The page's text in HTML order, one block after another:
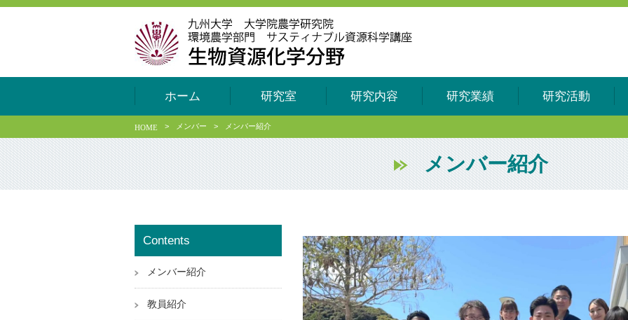
ホーム 研究室 研究内容 研究業績 研究活動
HOME > メンバー > メンバー紹介
メンバー紹介
Contents
メンバー紹介
教員紹介